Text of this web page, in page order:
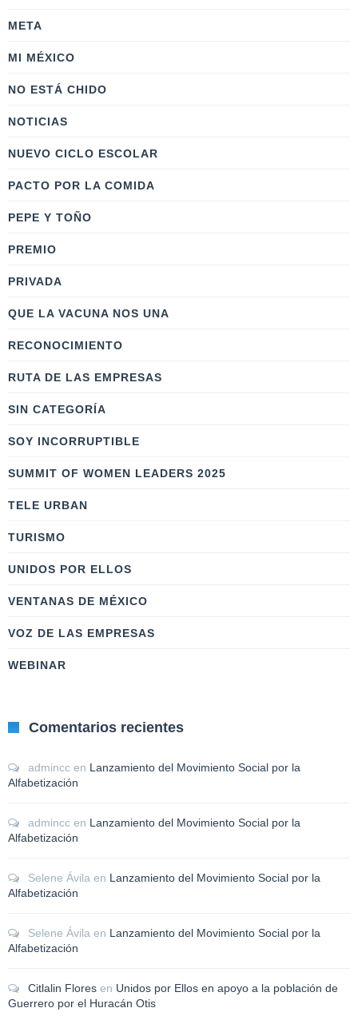
META
MI MÉXICO
NO ESTÁ CHIDO
NOTICIAS
NUEVO CICLO ESCOLAR
PACTO POR LA COMIDA
PEPE Y TOÑO
PREMIO
PRIVADA
QUE LA VACUNA NOS UNA
RECONOCIMIENTO
RUTA DE LAS EMPRESAS
SIN CATEGORÍA
SOY INCORRUPTIBLE
SUMMIT OF WOMEN LEADERS 2025
TELE URBAN
TURISMO
UNIDOS POR ELLOS
VENTANAS DE MÉXICO
VOZ DE LAS EMPRESAS
WEBINAR
Comentarios recientes
admincc en Lanzamiento del Movimiento Social por la
Alfabetización
admincc en Lanzamiento del Movimiento Social por la
Alfabetización
Selene Ávila en Lanzamiento del Movimiento Social por la
Alfabetización
Selene Ávila en Lanzamiento del Movimiento Social por la
Alfabetización
Citlalin Flores en Unidos por Ellos en apoyo a la población de
Guerrero por el Huracán Otis